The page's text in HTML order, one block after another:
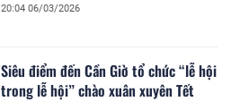
20:04 06/03/2026
Siêu điểm đến Cần Giờ tổ chức “lễ hội
trong lễ hội” chào xuân xuyên Tết